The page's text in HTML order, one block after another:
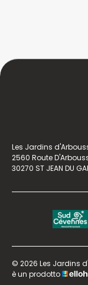
Les Jardins
2560 Route
30270 ST JEAN DU
© 2026 Les Jardins
è un prodotto